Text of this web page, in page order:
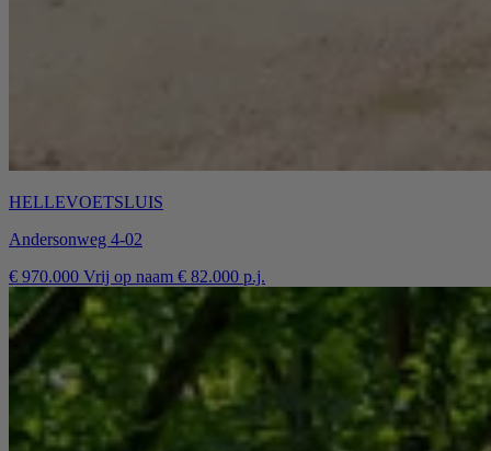
HELLEVOETSLUIS
Andersonweg 4-02
€ 970.000 Vrij op naam € 82.000 p.j.